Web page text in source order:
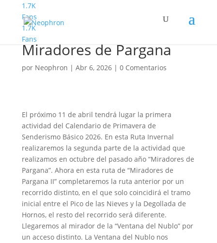
1.7K
Fans
1.7K
Fans
Senderismo Basico
Miradores de Pargana
por Neophron | Abr 6, 2026| 0 Comentarios
El próximo 11 de abril tendrá lugar la primera
actividad del Calendario de Primavera de
Senderismo Básico 2026. En esta Ruta Invernal
realizaremos la segunda parte de la actividad que
realizamos en octubre del pasado año “Miradores de
Pargana”. Ahora en esta ruta de “Miradores de
Pargana II” completaremos la ruta anterior por un
recorrido distinto, en el que solo coincidirá el tramo
inicial entre el Pico de las Nieves y la Degollada de
Hornos, el resto del recorrido será diferente.
Llegaremos al mirador de la “Ventana del Nublo” por
un acceso distinto. La Ventana del Nublo nos